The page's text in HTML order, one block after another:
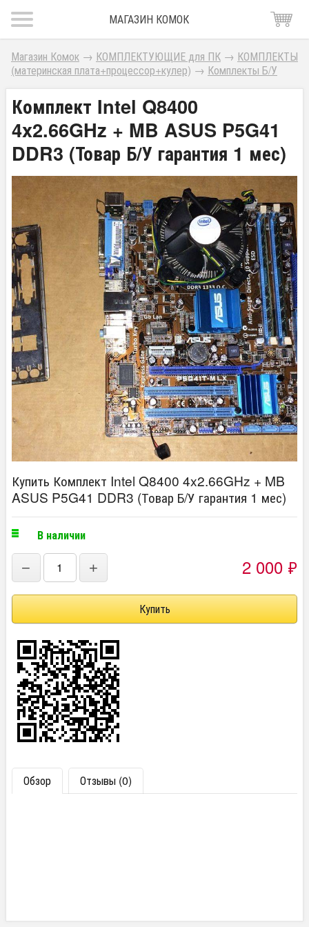
МАГАЗИН КОМОК
Магазин Комок → КОМПЛЕКТУЮЩИЕ для ПК → КОМПЛЕКТЫ
(материнская плата+процессор+кулер) → Комплекты Б/У
Комплект Intel Q8400
4x2.66GHz + MB ASUS P5G41
DDR3 (Товар Б/У гарантия 1 мес)
Купить Комплект Intel Q8400 4x2.66GHz + MB
ASUS P5G41 DDR3 (Товар Б/У гарантия 1 мес)
В наличии
− + 2 000 ₽
Обзор Отзывы (0)